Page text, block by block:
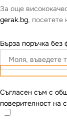
За още
gerak.bg, посетете
Бърза поръчка без
Съгласен съм с
поверителност на